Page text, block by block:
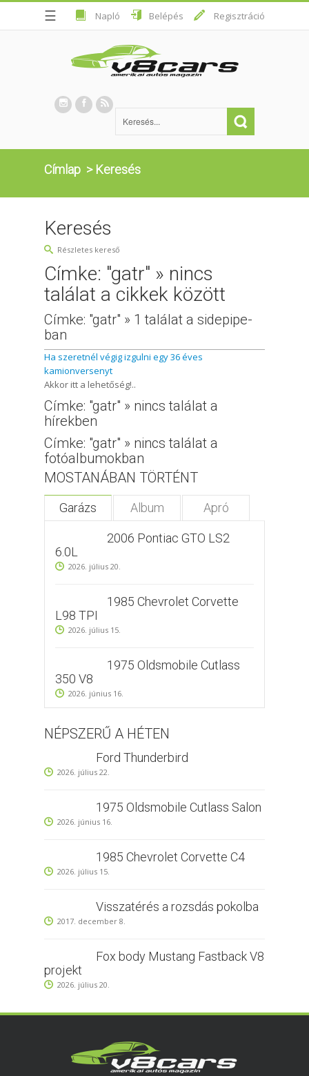
☰ Napló Belépés Regisztráció
Címlap > Keresés
Keresés
Részletes kereső
Címke: "gatr" » nincs
találat a cikkek között
Címke: "gatr" » 1 találat a sidepipe-
ban
Ha szeretnél végig izgulni egy 36 éves
kamionversenyt
Akkor itt a lehetőség!..
Címke: "gatr" » nincs találat a
hírekben
Címke: "gatr" » nincs találat a
fotóalbumokban
MOSTANÁBAN TÖRTÉNT
Garázs Album Apró
2006 Pontiac GTO LS2
6.0L
2026. július 20.
1985 Chevrolet Corvette
L98 TPI
2026. július 15.
1975 Oldsmobile Cutlass
350 V8
2026. június 16.
NÉPSZERŰ A HÉTEN
Ford Thunderbird
2026. július 22.
1975 Oldsmobile Cutlass Salon
2026. június 16.
1985 Chevrolet Corvette C4
2026. július 15.
Visszatérés a rozsdás pokolba
2017. december 8.
Fox body Mustang Fastback V8
projekt
2026. július 20.